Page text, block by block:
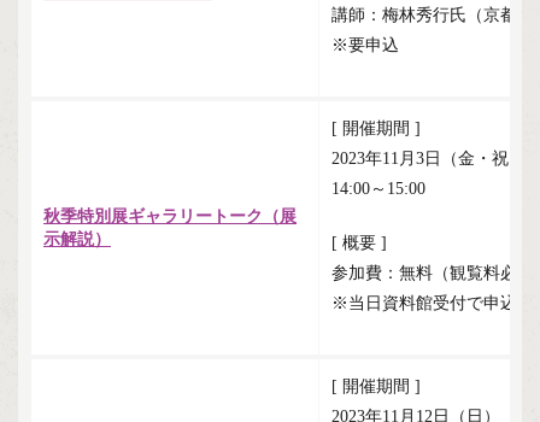
講師：梅林秀行氏（京都
※要申込
秋季特別展ギャラリートーク（展
示解説）
[ 開催期間 ]
2023年11月3日（金・祝）
14:00～15:00
[ 概要 ]
参加費：無料（観覧料必要
※当日資料館受付で申込
[ 開催期間 ]
2023年11月12日（日）